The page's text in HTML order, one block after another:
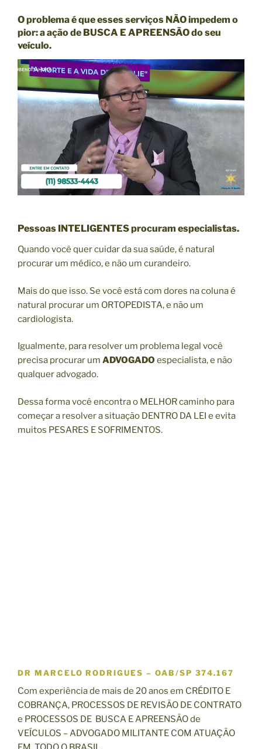
O problema é que esses serviços NÃO impedem o
pior: a ação de BUSCA E APREENSÃOdo seu
veículo.
Pessoas INTELIGENTES procuram especialistas.
Quando você quer cuidar da sua saúde, é natural
procurar um médico, e não um curandeiro.
Mais do que isso. Se você está com dores na coluna é
natural procurar um ORTOPEDISTA, e não um
cardiologista.
Igualmente, para resolver um problema legal você
precisa procurar um ADVOGADO especialista, e não
qualquer advogado.
Dessa forma você encontra o MELHOR caminho para
começar a resolver a situação DENTRO DA LEI e evita
muitos PESARES E SOFRIMENTOS.
DR MARCELO RODRIGUES – OAB/SP 374.167
Com experiência de mais de 20 anos em CRÉDITO E
COBRANÇA, PROCESSOS DE REVISÃO DE CONTRATO
e PROCESSOS DE BUSCA E APREENSÃO de
VEÍCULOS – ADVOGADO MILITANTE COM ATUAÇÃO